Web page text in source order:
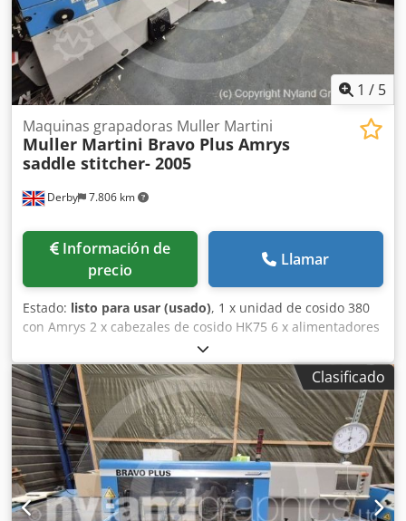
1 / 5
Derby 7.806 km
Maquinas grapadoras Muller Martini
Muller Martini Bravo Plus Amrys
saddle stitcher- 2005
Información de
precio
Llamar
Estado: listo para usar (usado), 1 x unidad de cosido 380
con Amrys 2 x cabezales de cosido HK75 6 x alimentadores
de secciones 370 con Amrys ASIR3 1 x alimentador de
cubiertas 1554 con Amrys 1 x guillotina trilateral 449 con
Amrys Cedpfx Ansvpaubjvsrf 1 x apilador de entrega OMG
Clasificado